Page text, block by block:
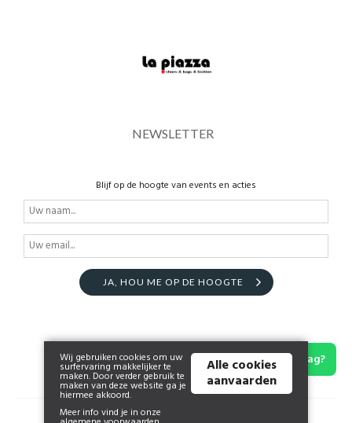
NEWSLETTER
Blijf op de hoogte van events en acties
JA, HOU ME OP DE HOOGTE
© 2026 www.lapiazzashop.be | Powered by
Hulp nodig bij je maat of een andere vraag?
Wij gebruiken cookies om uw
surfervaring makkelijker te
maken. Door verder gebruik te
maken van deze website ga je
hiermee akkoord.
Meer info vind je in onze
Alle cookies
aanvaarden